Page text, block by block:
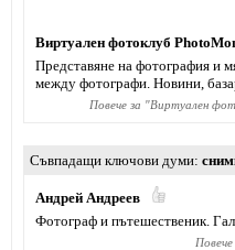
Bиртуален фотоклуб
Представяне на фотография и
между фотографи. Новини,
Повече за "Bиртуален
Съвпадащи ключови думи
Андрей Андреев
Фотограф и пътешественик.